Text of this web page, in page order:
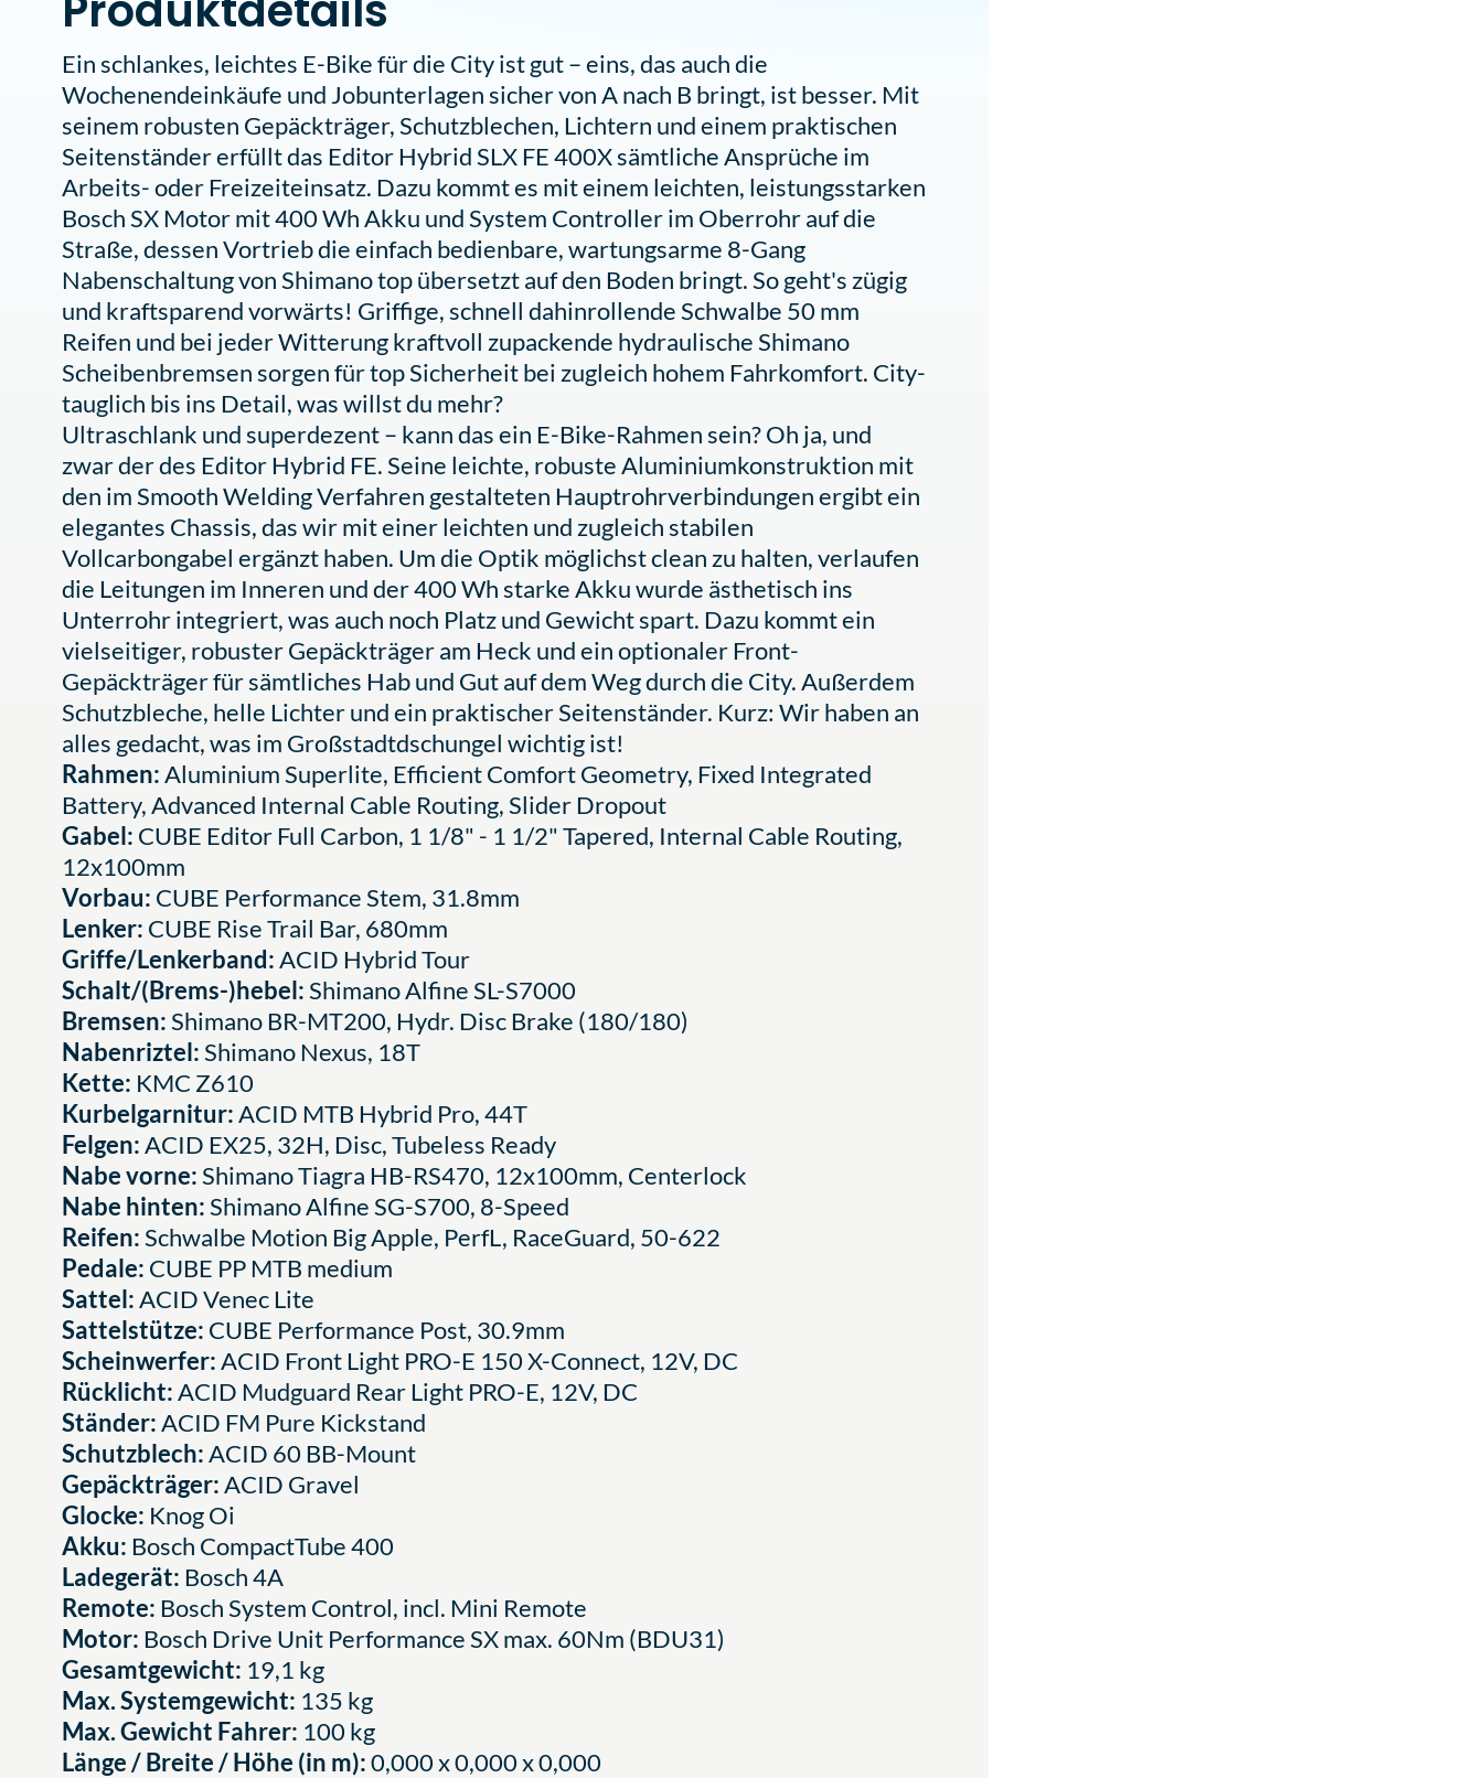
Ein schlankes, leichtes E-Bike für die City ist gut – eins, das auch die
Wochenendeinkäufe und Jobunterlagen sicher von A nach B bringt, ist besser. Mit
seinem robusten Gepäckträger, Schutzblechen, Lichtern und einem praktischen
Seitenständer erfüllt das Editor Hybrid SLX FE 400X sämtliche Ansprüche im
Arbeits- oder Freizeiteinsatz. Dazu kommt es mit einem leichten, leistungsstarken
Bosch SX Motor mit 400 Wh Akku und System Controller im Oberrohr auf die
Straße, dessen Vortrieb die einfach bedienbare, wartungsarme 8-Gang
Nabenschaltung von Shimano top übersetzt auf den Boden bringt. So geht's zügig
und kraftsparend vorwärts! Griffige, schnell dahinrollende Schwalbe 50 mm
Reifen und bei jeder Witterung kraftvoll zupackende hydraulische Shimano
Scheibenbremsen sorgen für top Sicherheit bei zugleich hohem Fahrkomfort. City-
tauglich bis ins Detail, was willst du mehr?
Ultraschlank und superdezent – kann das ein E-Bike-Rahmen sein? Oh ja, und
zwar der des Editor Hybrid FE. Seine leichte, robuste Aluminiumkonstruktion mit
den im Smooth Welding Verfahren gestalteten Hauptrohrverbindungen ergibt ein
elegantes Chassis, das wir mit einer leichten und zugleich stabilen
Vollcarbongabel ergänzt haben. Um die Optik möglichst clean zu halten, verlaufen
die Leitungen im Inneren und der 400 Wh starke Akku wurde ästhetisch ins
Unterrohr integriert, was auch noch Platz und Gewicht spart. Dazu kommt ein
vielseitiger, robuster Gepäckträger am Heck und ein optionaler Front-
Gepäckträger für sämtliches Hab und Gut auf dem Weg durch die City. Außerdem
Schutzbleche, helle Lichter und ein praktischer Seitenständer. Kurz: Wir haben an
alles gedacht, was im Großstadtdschungel wichtig ist!
Rahmen:Aluminium Superlite, Efficient Comfort Geometry, Fixed Integrated
Battery, Advanced Internal Cable Routing, Slider Dropout
Gabel: CUBE Editor Full Carbon, 1 1/8" - 1 1/2" Tapered, Internal Cable Routing,
12x100mm
Vorbau: CUBE Performance Stem, 31.8mm
Lenker: CUBE Rise Trail Bar, 680mm
Griffe/Lenkerband:ACID Hybrid Tour
Schalt/(Brems-)hebel:Shimano Alfine SL-S7000
Bremsen:Shimano BR-MT200, Hydr. Disc Brake (180/180)
Nabenriztel:Shimano Nexus, 18T
Kette: KMC Z610
Kurbelgarnitur:ACID MTB Hybrid Pro, 44T
Felgen:ACID EX25, 32H, Disc, Tubeless Ready
Nabe vorne:Shimano Tiagra HB-RS470, 12x100mm, Centerlock
Nabe hinten:Shimano Alfine SG-S700, 8-Speed
Reifen:Schwalbe Motion Big Apple, PerfL, RaceGuard, 50-622
Pedale: CUBE PP MTB medium
Sattel:ACID Venec Lite
Sattelstütze: CUBE Performance Post, 30.9mm
Scheinwerfer:ACID Front Light PRO-E 150 X-Connect, 12V, DC
Rücklicht:ACID Mudguard Rear Light PRO-E, 12V, DC
Ständer:ACID FM Pure Kickstand
Schutzblech:ACID 60 BB-Mount
Gepäckträger:ACID Gravel
Glocke: Knog Oi
Akku: Bosch CompactTube 400
Ladegerät: Bosch 4A
Remote: Bosch System Control, incl. Mini Remote
Motor: Bosch Drive Unit Performance SX max. 60Nm (BDU31)
Gesamtgewicht: 19,1 kg
Max. Systemgewicht: 135 kg
Max. Gewicht Fahrer: 100 kg
Länge / Breite / Höhe (in m):0,000 x 0,000 x 0,000